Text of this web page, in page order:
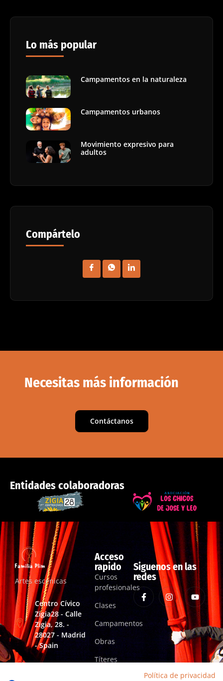
Lo más popular
Campamentos en la naturaleza
Campamentos urbanos
Movimiento expresivo para
adultos
Compártelo
Necesitas más información
Contáctanos
Entidades colaboradoras
Artes escénicas
Centro Cívico
Zigia28 - Calle
Zigia, 28. -
28027 - Madrid
- Spain
familiaplimartesescenicas@gmail.com
Acceso
rapido
Cursos
profesionales
Clases
Campamentos
Obras
Títeres
Siguenos en las
redes
Política de privacidad